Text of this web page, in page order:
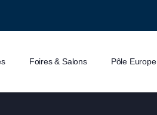
Foires & Salons Pôle Europe